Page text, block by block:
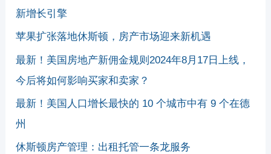
新增长引擎
苹果扩张落地休斯顿，房产市场迎来新机遇
最新！美国房地产新佣金规则2024年8月17日上线，
今后将如何影响买家和卖家？
最新！美国人口增长最快的 10 个城市中有 9 个在德
州
休斯顿房产管理：出租托管一条龙服务